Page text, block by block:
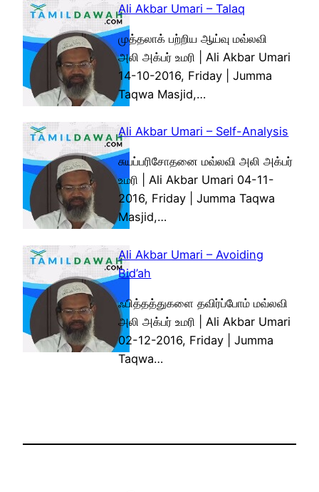
Ali Akbar Umari – Talaq
முத்தலாக் பற்றிய ஆய்வு மவ்லவி
அலி அக்பர் உமரி | Ali Akbar Umari
14-10-2016, Friday | Jumma
Taqwa Masjid,…
Ali Akbar Umari – Self-Analysis
சுயப்பரிசோதனை மவ்லவி அலி அக்பர்
உமரி | Ali Akbar Umari 04-11-
2016, Friday | Jumma Taqwa
Masjid,…
Ali Akbar Umari – Avoiding
Bid’ah
ஃபித்தத்துகளை தவிர்ப்போம் மவ்லவி
அலி அக்பர் உமரி | Ali Akbar Umari
02-12-2016, Friday | Jumma
Taqwa…